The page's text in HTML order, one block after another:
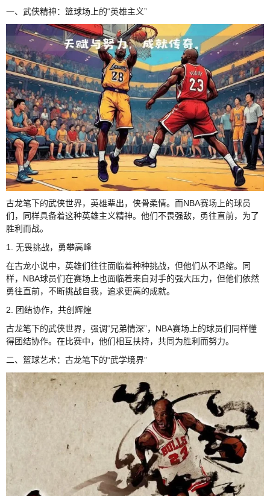
一、武侠精神：篮球场上的“英雄主义”
古龙笔下的武侠世界，英雄辈出，侠骨柔情。而NBA赛场上的球员
们，同样具备着这种英雄主义精神。他们不畏强敌，勇往直前，为了
胜利而战。
1. 无畏挑战，勇攀高峰
在古龙小说中，英雄们往往面临着种种挑战，但他们从不退缩。同
样，NBA球员们在赛场上也面临着来自对手的强大压力，但他们依然
勇往直前，不断挑战自我，追求更高的成就。
2. 团结协作，共创辉煌
古龙笔下的武侠世界，强调“兄弟情深”，NBA赛场上的球员们同样懂
得团结协作。在比赛中，他们相互扶持，共同为胜利而努力。
二、篮球艺术：古龙笔下的“武学境界”